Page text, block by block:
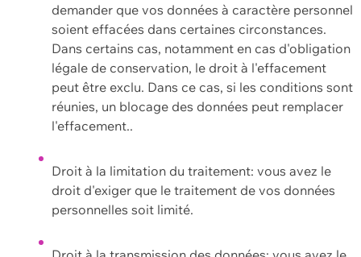
demander que vos données à caractère personnel
soient effacées dans certaines circonstances.
Dans certains cas, notamment en cas d'obligation
légale de conservation, le droit à l'effacement
peut être exclu. Dans ce cas, si les conditions sont
réunies, un blocage des données peut remplacer
l'effacement..
Droit à la limitation du traitement: vous avez le
droit d'exiger que le traitement de vos données
personnelles soit limité.